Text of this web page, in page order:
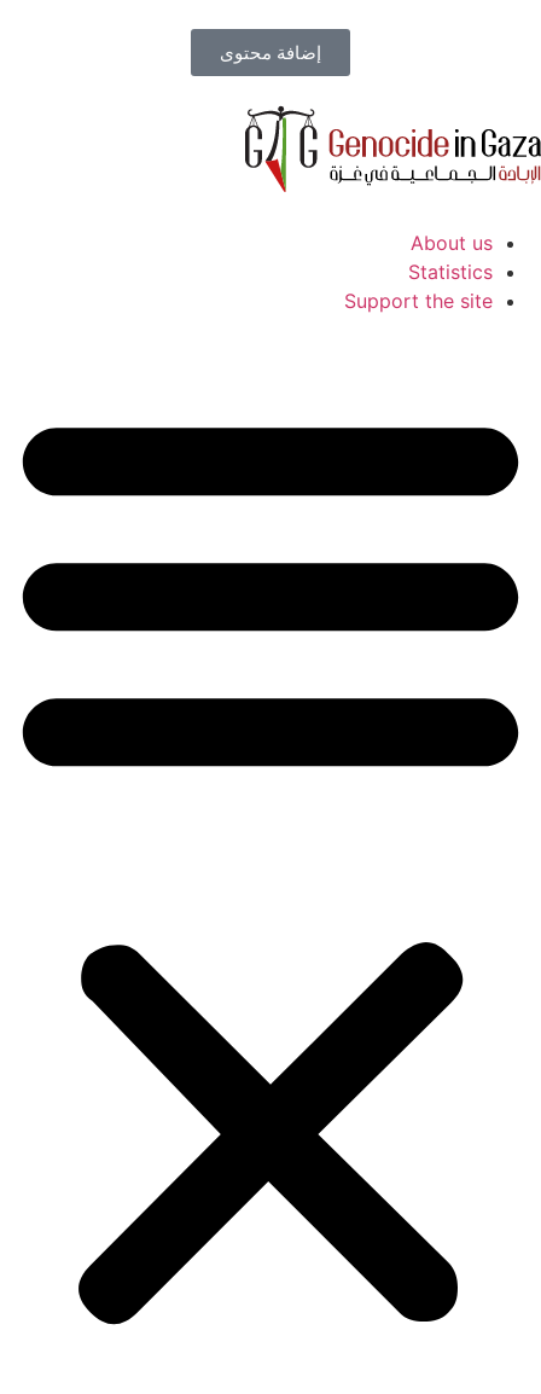
إضافة محتوى
About us
Statistics
Support the site